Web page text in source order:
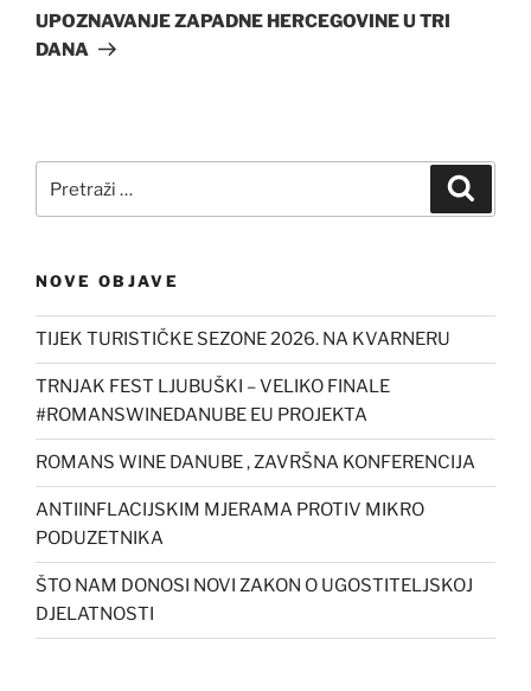
objava
UPOZNAVANJE ZAPADNE HERCEGOVINE U TRI
DANA
NOVE OBJAVE
TIJEK TURISTIČKE SEZONE 2026. NA KVARNERU
TRNJAK FEST LJUBUŠKI – VELIKO FINALE
#ROMANSWINEDANUBE EU PROJEKTA
ROMANS WINE DANUBE , ZAVRŠNA KONFERENCIJA
ANTIINFLACIJSKIM MJERAMA PROTIV MIKRO
PODUZETNIKA
ŠTO NAM DONOSI NOVI ZAKON O UGOSTITELJSKOJ
DJELATNOSTI